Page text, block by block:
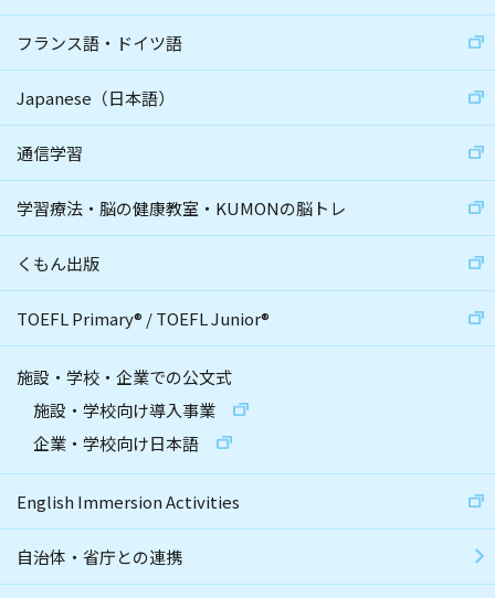
フランス語・ドイツ語
Japanese（日本語）
通信学習
学習療法・脳の健康教室・KUMONの脳トレ
くもん出版
TOEFL Primary® /TOEFL Junior®
施設・学校・企業での公文式
施設・学校向け導入事業
企業・学校向け日本語
English Immersion Activities
自治体・省庁との連携